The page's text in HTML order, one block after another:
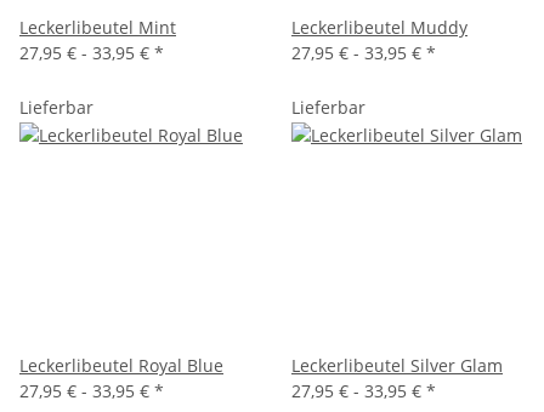
Leckerlibeutel Mint
27,95 € - 33,95 € *
Leckerlibeutel Muddy
27,95 € - 33,95 € *
Lieferbar
Leckerlibeutel Royal Blue
27,95 € - 33,95 € *
Lieferbar
Leckerlibeutel Silver Glam
27,95 € - 33,95 € *